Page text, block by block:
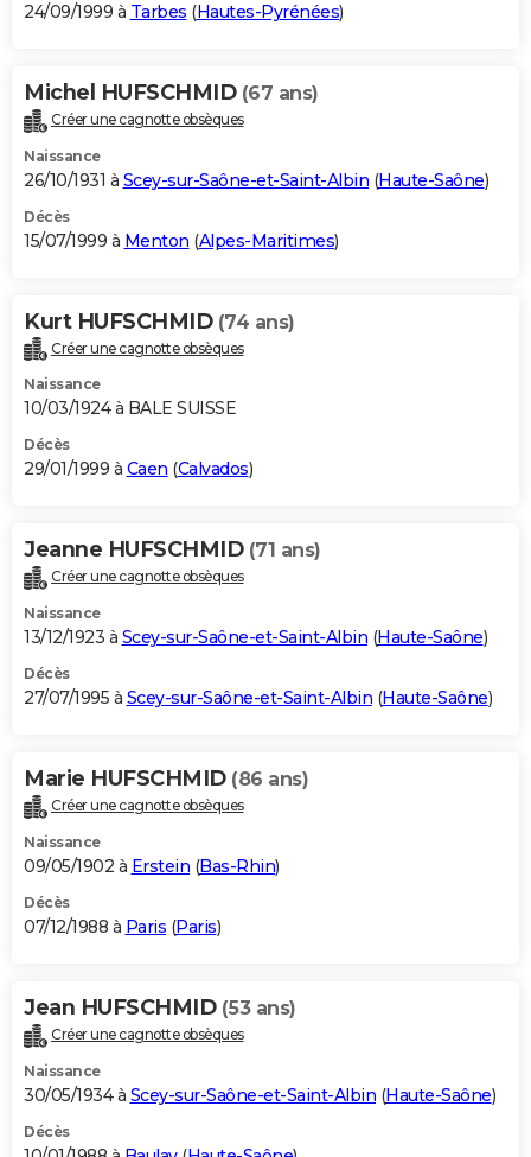
24/09/1999 à Tarbes (Hautes-Pyrénées)
Michel HUFSCHMID (67 ans)
Créer une cagnotte obsèques
Naissance
26/10/1931 à Scey-sur-Saône-et-Saint-Albin (Haute-Saône)
Décès
15/07/1999 à Menton (Alpes-Maritimes)
Kurt HUFSCHMID (74 ans)
Créer une cagnotte obsèques
Naissance
10/03/1924 à BALE SUISSE
Décès
29/01/1999 à Caen (Calvados)
Jeanne HUFSCHMID (71 ans)
Créer une cagnotte obsèques
Naissance
13/12/1923 à Scey-sur-Saône-et-Saint-Albin (Haute-Saône)
Décès
27/07/1995 à Scey-sur-Saône-et-Saint-Albin (Haute-Saône)
Marie HUFSCHMID (86 ans)
Créer une cagnotte obsèques
Naissance
09/05/1902 à Erstein (Bas-Rhin)
Décès
07/12/1988 à Paris (Paris)
Jean HUFSCHMID (53 ans)
Créer une cagnotte obsèques
Naissance
30/05/1934 à Scey-sur-Saône-et-Saint-Albin (Haute-Saône)
Décès